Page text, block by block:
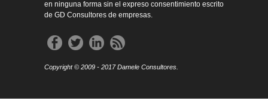
en ninguna forma sin el expreso consentimiento escrito
de GD Consultores de empresas.
Copyright © 2009 - 2017 Damele Consultores.